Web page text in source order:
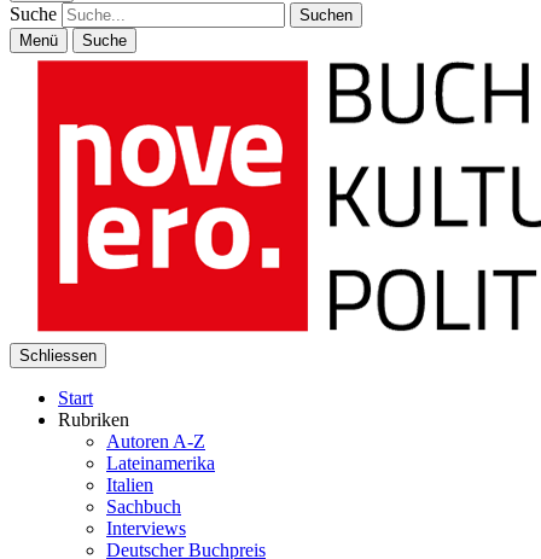
Suche
Menü Suche
Schliessen
Start
Rubriken
Autoren A-Z
Lateinamerika
Italien
Sachbuch
Interviews
Deutscher Buchpreis